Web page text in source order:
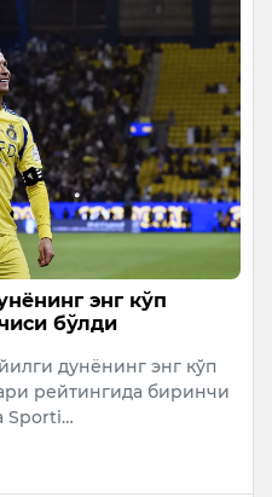
энг кўп
бўлди
дунёнинг энг кўп
рейтингида биринчи
Sporti…